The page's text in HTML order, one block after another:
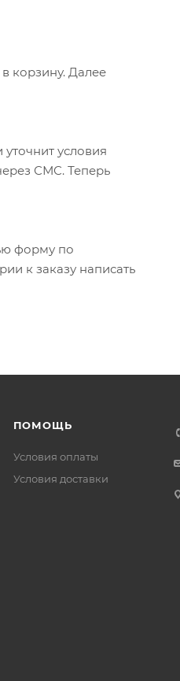
корзину. Далее
условия
СМС. Теперь
форму по
к заказу написать
ПОМОЩЬ
Условия оплаты
Условия доставки